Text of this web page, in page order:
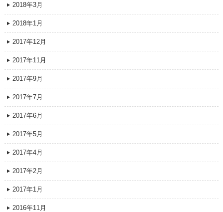
2018年3月
2018年1月
2017年12月
2017年11月
2017年9月
2017年7月
2017年6月
2017年5月
2017年4月
2017年2月
2017年1月
2016年11月